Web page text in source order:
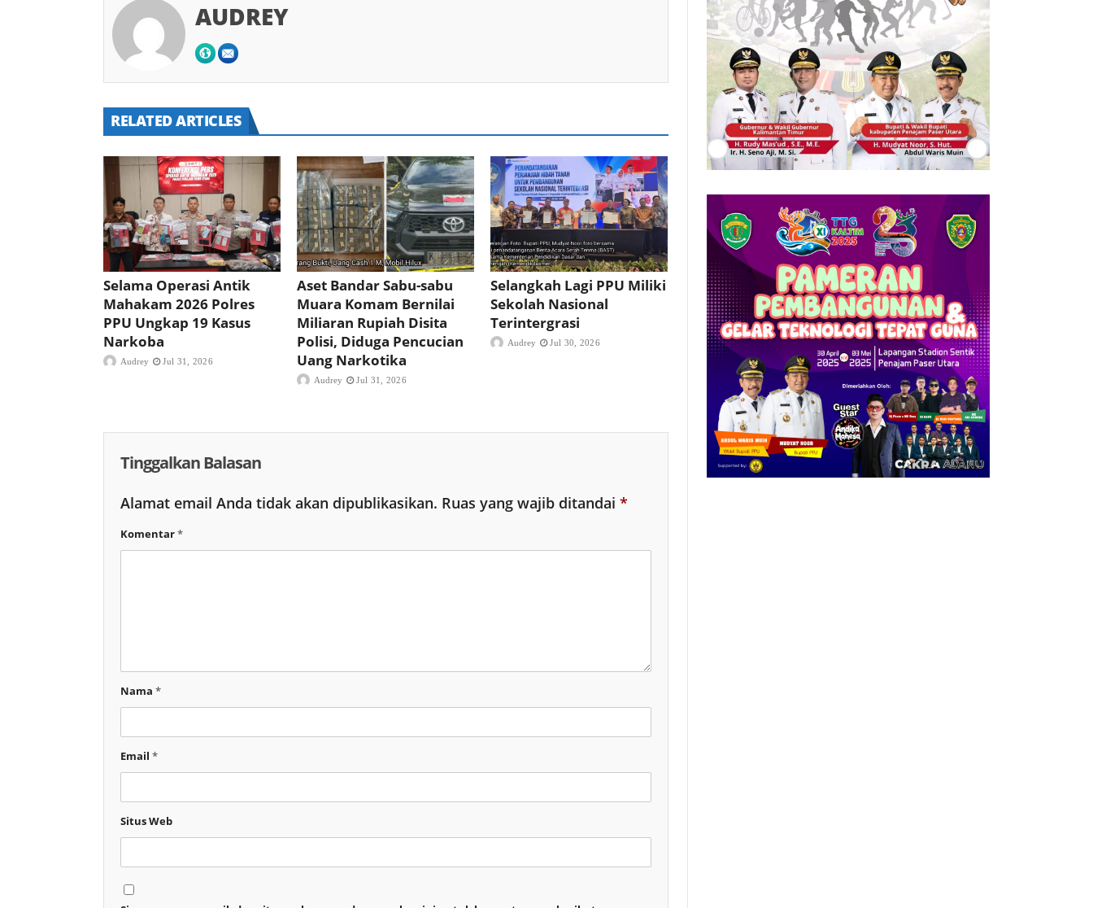
AUDREY
RELATED ARTICLES
Selama Operasi Antik
Mahakam 2026 Polres
PPU Ungkap 19 Kasus
Narkoba
Audrey Jul 31, 2026
Aset Bandar Sabu-sabu
Muara Komam Bernilai
Miliaran Rupiah Disita
Polisi, Diduga Pencucian
Uang Narkotika
Audrey Jul 31, 2026
Selangkah Lagi PPU Miliki
Sekolah Nasional
Terintergrasi
Audrey Jul 30, 2026
Tinggalkan Balasan
Alamat email Anda tidak akan dipublikasikan. Ruas yang wajib ditandai *
Komentar*
Nama *
Email *
Situs Web